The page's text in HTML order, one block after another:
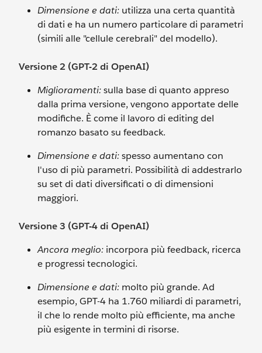
Dimensione e dati: utilizza una certa quantità
di dati e ha un numero particolare di parametri
(simili alle "cellule cerebrali" del modello).
Versione 2 (GPT-2 di OpenAI)
Miglioramenti:sulla base di quanto appreso
dalla prima versione, vengono apportate delle
modifiche. È come il lavoro di editing del
romanzo basato su feedback.
Dimensione e dati:spesso aumentano con
l'uso di più parametri. Possibilità di addestrarlo
su set di dati diversificati o di dimensioni
maggiori.
Versione 3 (GPT-4 di OpenAI)
Ancora meglio: incorpora più feedback, ricerca
e progressi tecnologici.
Dimensione e dati: molto più grande. Ad
esempio, GPT-4 ha 1.760 miliardi di parametri,
il che lo rende molto più efficiente, ma anche
più esigente in termini di risorse.